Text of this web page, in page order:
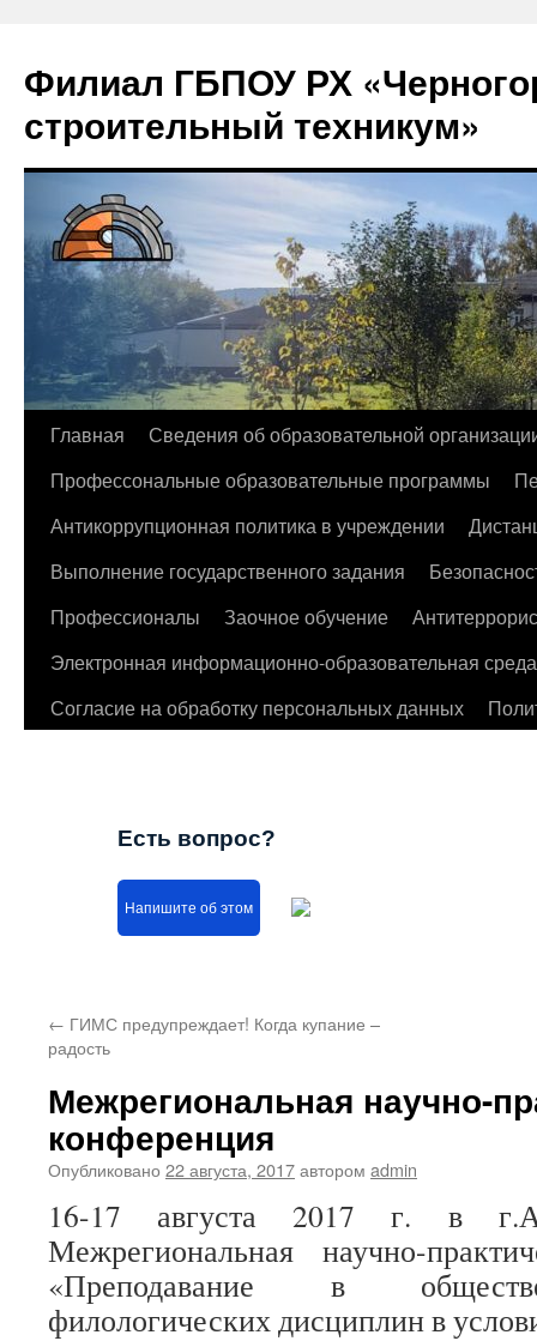
Филиал ГБПОУ РХ
строительный техникум»
Перейти
содержимому
Главная
Сведения об образовательной
Профессональные образовательные программы
Антикоррупционная политика в учреждении
Выполнение государственного задания
Профессионалы
Заочное обучение
Электронная информационно-образовательная среда
Согласие на обработку персональных данных
Есть вопрос?
Напишите об этом
← ГИМС предупреждает! Когда купание –
радость
Межрегиональная научно-
конференция
Опубликовано 22 августа, 2017автором admin
16-17 августа 2017 г. в
Межрегиональная научно-
«Преподавание в
филологических дисциплин в